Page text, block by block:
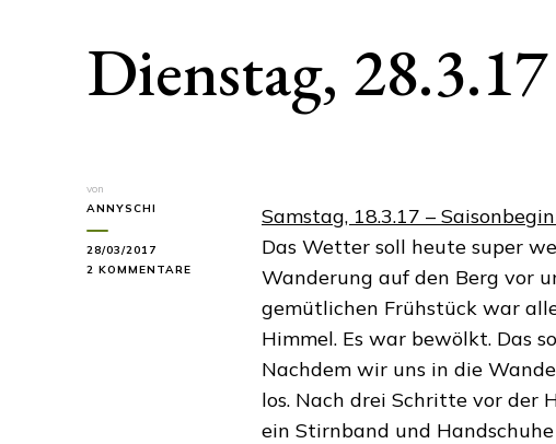
Dienstag,
von
ANNYSCHI
28/03/2017
2 KOMMENTARE
WANDERLUST
Samstag, 18.3.17 –
Das Wetter soll heute super
Wanderung auf den Berg vor
gemütlichen Frühstück war
Himmel. Es war bewölkt. Das
Nachdem wir uns in die
los. Nach drei Schritte vor der
ein Stirnband und